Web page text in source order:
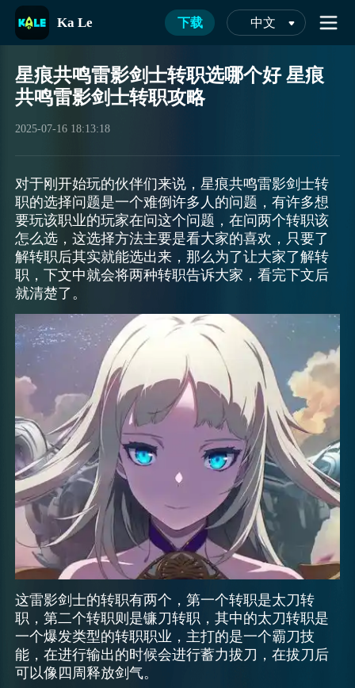
Ka Le 下载 中文
星痕共鸣雷影剑士转职选哪个好 星痕
共鸣雷影剑士转职攻略
2025-07-16 18:13:18
对于刚开始玩的伙伴们来说，星痕共鸣雷影剑士转
职的选择问题是一个难倒许多人的问题，有许多想
要玩该职业的玩家在问这个问题，在问两个转职该
怎么选，这选择方法主要是看大家的喜欢，只要了
解转职后其实就能选出来，那么为了让大家了解转
职，下文中就会将两种转职告诉大家，看完下文后
就清楚了。
这雷影剑士的转职有两个，第一个转职是太刀转
职，第二个转职则是镰刀转职，其中的太刀转职是
一个爆发类型的转职职业，主打的是一个霸刀技
能，在进行输出的时候会进行蓄力拔刀，在拔刀后
可以像四周释放剑气。